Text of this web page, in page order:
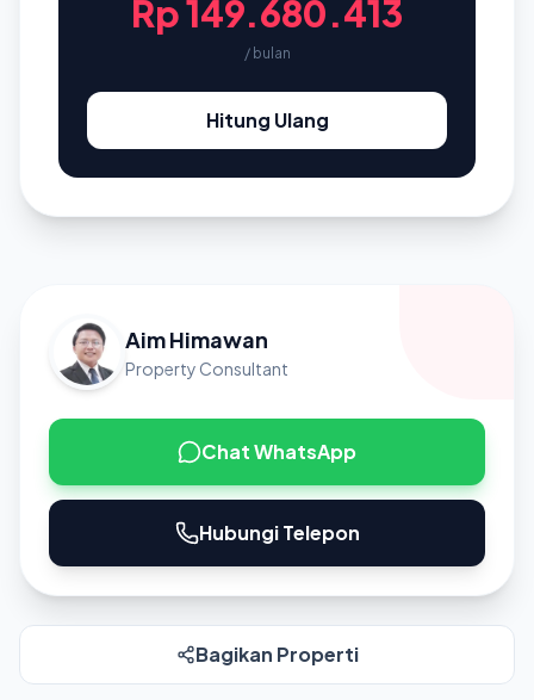
Rp 149.680.413
/ bulan
Hitung Ulang
Aim Himawan
Property Consultant
Chat WhatsApp
Hubungi Telepon
Bagikan Properti